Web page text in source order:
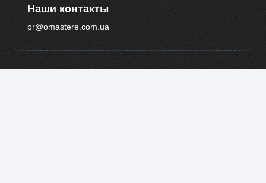
Наши контакты
pr@omastere.com.ua